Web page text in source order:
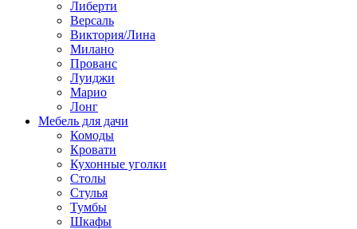
Либерти
Версаль
Виктория/Лина
Милано
Прованс
Луиджи
Марио
Лонг
Мебель для дачи
Комоды
Кровати
Кухонные уголки
Столы
Стулья
Тумбы
Шкафы